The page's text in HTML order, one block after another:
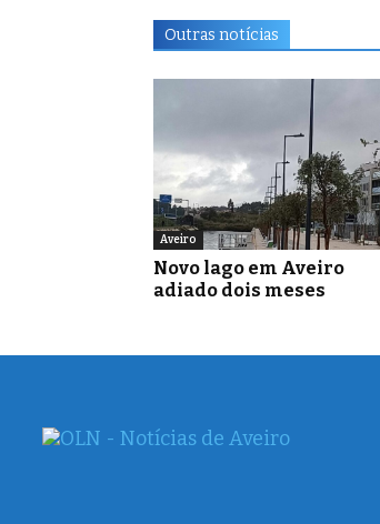
Outras notícias
Aveiro
Novo lago em Aveiro
adiado dois meses